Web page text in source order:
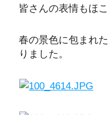
皆さんの表情もほ
春の景色に包まれ
りました。